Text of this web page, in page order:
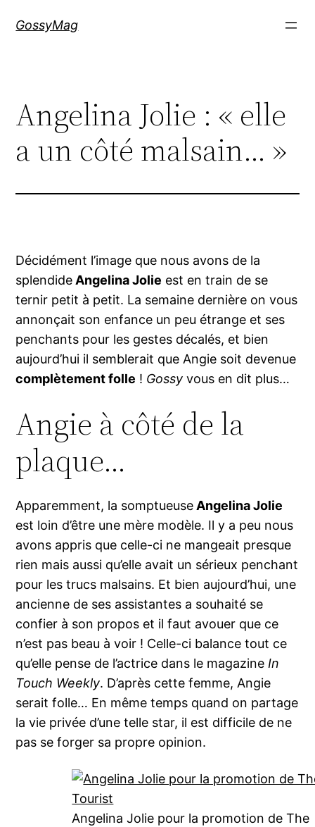
GossyMag
Angelina Jolie : « elle
a un côté malsain… »
Décidément l’image que nous avons de la
splendideAngelina Jolie est en train de se
ternir petit à petit. La semaine dernière on vous
annonçait son enfance un peu étrange et ses
penchants pour les gestes décalés, et bien
aujourd’hui il semblerait que Angie soit devenue
complètement folle ! Gossy vous en dit plus…
Angie à côté de la
plaque…
Apparemment, la somptueuseAngelina Jolie
est loin d’être une mère modèle. Il y a peu nous
avons appris que celle-ci ne mangeait presque
rien mais aussi qu’elle avait un sérieux penchant
pour les trucs malsains. Et bien aujourd’hui, une
ancienne de ses assistantes a souhaité se
confier à son propos et il faut avouer que ce
n’est pas beau à voir ! Celle-ci balance tout ce
qu’elle pense de l’actrice dans le magazineIn
Touch Weekly. D’après cette femme, Angie
serait folle… En même temps quand on partage
la vie privée d’une telle star, il est difficile de ne
pas se forger sa propre opinion.
Angelina Jolie pour la promotion de The